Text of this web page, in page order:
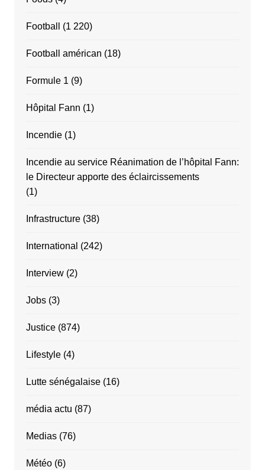
Football (1 220)
Football américan (18)
Formule 1 (9)
Hôpital Fann (1)
Incendie(1)
Incendie au service Réanimation de l’hôpital Fann:
le Directeur apporte des éclaircissements
(1)
Infrastructure(38)
International (242)
Interview(2)
Jobs(3)
Justice(874)
Lifestyle(4)
Lutte sénégalaise(16)
média actu (87)
Medias(76)
Météo(6)